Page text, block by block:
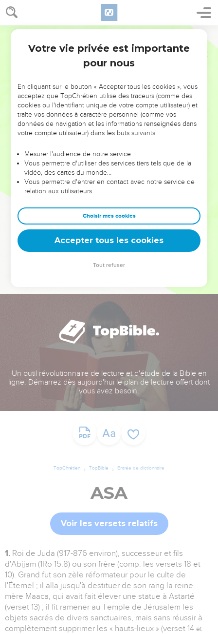
NE MANQUEZ PAS L’ÉVÉNEMENT
DE L’ANNÉE !
ET SI LEURS ERREURS POUVAIENT VOUS ÉVITER LES
VOTRES ?
leur foi ou leur vision. Mais on voit moins les doutes, les erreurs
et les saisons difficiles qu'ils ont traversés, alors même que ce
sont elles qui les ont façonnés.
Dans cette conférence, leaders, entrepreneurs, et responsables
clés pour avancer avec plus de sagesse afin que leurs erreurs
deviennent vos tremplins. Que vous guidiez un ministère, une
équipe, un groupe ou une famille, leur expérience est faite
Un outil révolutionnaire de lecture et d'étude de la Bible en
ligne. Démarrez dès aujourd'hui le plan de lecture offert dont
vous avez besoin.
TopChrétien TopBible Entrée de dictionnaire
ASA
Voir les versets relatifs
1. Roi de Juda (917-876 environ), successeur et fils
d'Abijam (1Ro 15:8) ou son frère (comp. les versets 18 et
10). Grand fut son zèle réformateur pour le culte de
l'Éternel ; il alla jusqu'à destituer de son rang la reine
mère Maaca, qui avait fait élever une statue à Astarté
(verset 13) ; il fit ramener au Temple de Jérusalem les
objets sacrés de divers sanctuaires, mais sans réussir à
complètement supprimer les « hauts-lieux » (verset 14 et
Votre vie privée est importante
pour nous
En cliquant sur le bouton « Accepter tous les cookies », vous
acceptez que TopChrétien utilise des traceurs (comme des
cookies ou l'identifiant unique de votre compte utilisateur) et
traite vos données à caractère personnel (comme vos
données de navigation et les informations renseignées dans
votre compte utilisateur) dans les buts suivants :
Mesurer l'audience de notre service
Vous permettre d'utiliser des services tiers tels que de la
vidéo, des cartes du monde…
Vous permettre d'entrer en contact avec notre service de
relation aux utilisateurs.
Choisir mes cookies
Accepter tous les cookies
Tout refuser